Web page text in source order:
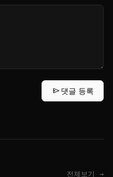
send댓글 등록
전체보기 →